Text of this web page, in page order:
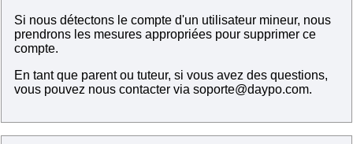
Si nous détectons le compte d'un utilisateur mineur, nous
prendrons les mesures appropriées pour supprimer ce
compte.
En tant que parent ou tuteur, si vous avez des questions,
vous pouvez nous contacter via soporte@daypo.com.